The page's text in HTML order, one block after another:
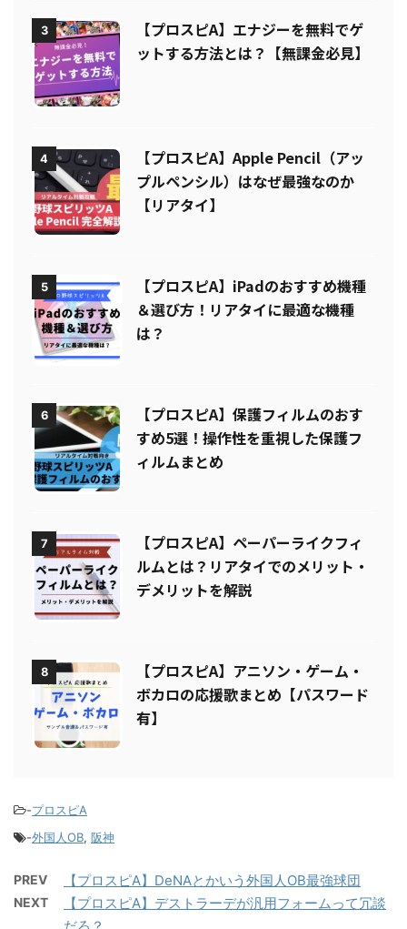
3
【プロスピA】エナジーを無料でゲ
ットする方法とは？【無課金必見】
4
【プロスピA】Apple Pencil（アッ
プルペンシル）はなぜ最強なのか
【リアタイ】
5
【プロスピA】iPadのおすすめ機種
＆選び方！リアタイに最適な機種
は？
6
【プロスピA】保護フィルムのおす
すめ5選！操作性を重視した保護フ
ィルムまとめ
7
【プロスピA】ペーパーライクフィ
ルムとは？リアタイでのメリット・
デメリットを解説
8
【プロスピA】アニソン・ゲーム・
ボカロの応援歌まとめ【パスワード
有】
-プロスピA
-外国人OB, 阪神
PREV 【プロスピA】DeNAとかいう外国人OB最強球団
NEXT
【プロスピA】デストラーデが汎用フォームって冗談